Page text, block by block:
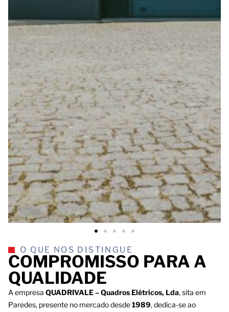
O QUE NOS DISTINGUE
COMPROMISSO PARA A
QUALIDADE
A empresa QUADRIVALE – Quadros Elétricos, Lda, sita em
Paredes, presente no mercado desde1989, dedica-se ao